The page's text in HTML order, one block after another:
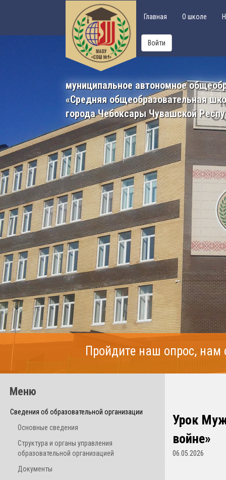
Главная О школе
Войти
муниципальное автономное
«Средняя общеобразовательная
города Чебоксары Чувашской
Пройдите наш опрос,
Меню
Сведения об образовательной организации
Основные сведения
Структура и органы управления
образовательной организацией
Документы
Урок
войне»
06.05.2026